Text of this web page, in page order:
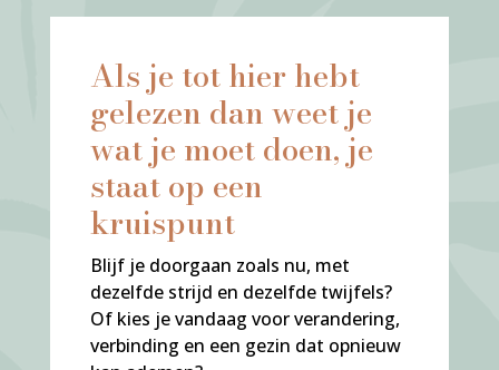
Als je tot hier hebt
gelezen dan weet je
wat je moet doen, je
staat op een
kruispunt
Blijf je doorgaan zoals nu, met
dezelfde strijd en dezelfde twijfels?
Of kies je vandaag voor verandering,
verbinding en een gezin dat opnieuw